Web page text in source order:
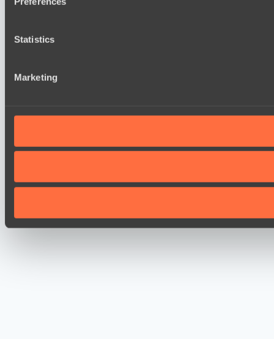
Statistics
Marketing